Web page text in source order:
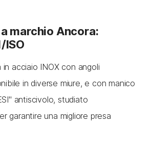
marchio Ancora:
ISO
acciaio INOX con angoli
in diverse miure, e con manico
antiscivolo, studiato
garantire una migliore presa